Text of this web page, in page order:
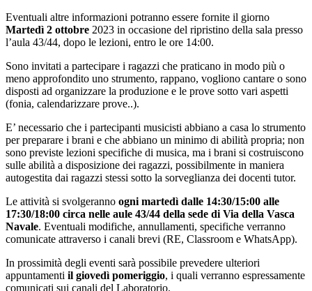
Eventuali altre informazioni potranno essere fornite il giorno
Martedì 2 ottobre 2023 in occasione del ripristino della sala presso
l’aula 43/44, dopo le lezioni, entro le ore 14:00.
Sono invitati a partecipare i ragazzi che praticano in modo più o
meno approfondito uno strumento, rappano, vogliono cantare o sono
disposti ad organizzare la produzione e le prove sotto vari aspetti
(fonia, calendarizzare prove..).
E’ necessario che i partecipanti musicisti abbiano a casa lo strumento
per preparare i brani e che abbiano un minimo di abilità propria; non
sono previste lezioni specifiche di musica, ma i brani si costruiscono
sulle abilità a disposizione dei ragazzi, possibilmente in maniera
autogestita dai ragazzi stessi sotto la sorveglianza dei docenti tutor.
Le attività si svolgeranno ogni martedì dalle 14:30/15:00 alle
17:30/18:00 circa nelle aule 43/44 della sede di Via della Vasca
Navale. Eventuali modifiche, annullamenti, specifiche verranno
comunicate attraverso i canali brevi (RE, Classroom e WhatsApp).
In prossimità degli eventi sarà possibile prevedere ulteriori
appuntamenti il giovedì pomeriggio, i quali verranno espressamente
comunicati sui canali del Laboratorio.